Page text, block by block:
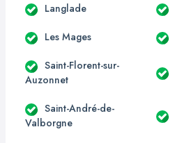
Langlade
Les Mages
Saint-Florent-sur-
Auzonnet
Saint-André-de-
Valborgne